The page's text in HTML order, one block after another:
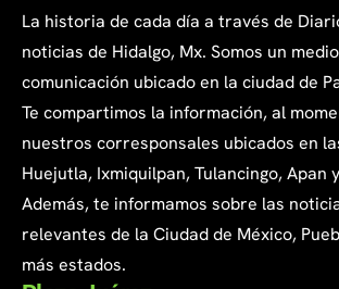
La historia de cada día a través de
noticias de Hidalgo, Mx. Somos un
comunicación ubicado en la ciudad de
Te compartimos la información, al
nuestros corresponsales ubicados en
Huejutla, Ixmiquilpan, Tulancingo, Apan
Además, te informamos sobre las
relevantes de la Ciudad de México,
más estados.